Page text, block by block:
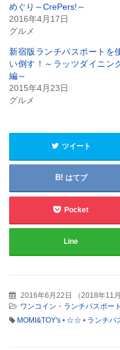
めぐり～CrePers!～
2016年4月17日
グルメ
新宿版ランチパスポートを
い倒す！～ラッツダイニン
編～
2015年4月23日
グルメ
ツイート
はてブ
Pocket
Line
2016年6月22日 （ 2018年11
ワンコイン・ランチパスポート
MOMI&TOY's • ☆☆ • ランチパ